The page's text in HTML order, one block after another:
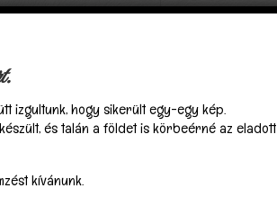
izgultunk, hogy sikerült egy-egy kép.
és talán a földet is körbeérné az eladott
kívánunk.